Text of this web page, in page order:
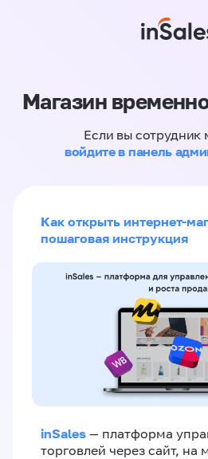
Магазин
Если вы сотрудник
войдите в панель
Как открыть интернет-
пошаговая инструкция
inSales — платформа
торговлей через сайт, на